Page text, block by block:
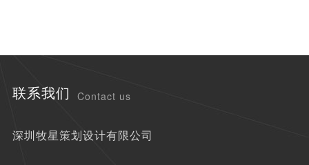
联系我们 Contact us
深圳牧星策划设计有限公司